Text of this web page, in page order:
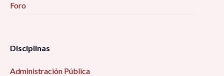
Foro
Disciplinas
Administración Pública